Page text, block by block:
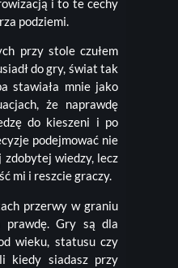
i to te cechy
podziemi.
przy stole czułem
do gry, świat tak
stawiała mnie jako
że naprawdę
do kieszeni i po
podejmować nie
zdobytej wiedzy, lecz
mi i reszcie graczy.
przerwy w graniu
prawdę. Gry są dla
wieku, statusu czy
kiedy siadasz przy